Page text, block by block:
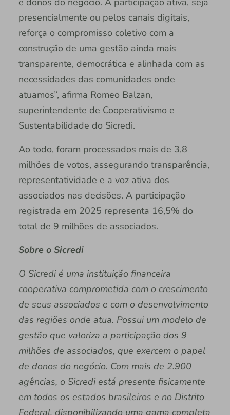
presencialmente ou pelos canais digitais,
reforça o compromisso coletivo com a
construção de uma gestão ainda mais
transparente, democrática e alinhada com as
necessidades das comunidades onde
atuamos”, afirma Romeo Balzan,
superintendente de Cooperativismo e
Sustentabilidade do Sicredi.
Ao todo, foram processados mais de 3,8
milhões de votos, assegurando transparência,
representatividade e a voz ativa dos
associados nas decisões. A participação
registrada em 2025 representa 16,5% do
total de 9 milhões de associados.
Sobre o Sicredi
O Sicredi é uma instituição financeira
cooperativa comprometida com o crescimento
de seus associados e com o desenvolvimento
das regiões onde atua. Possui um modelo de
gestão que valoriza a participação dos 9
milhões de associados, que exercem o papel
de donos do negócio. Com mais de 2.900
agências, o Sicredi está presente fisicamente
em todos os estados brasileiros e no Distrito
Federal, disponibilizando uma gama completa